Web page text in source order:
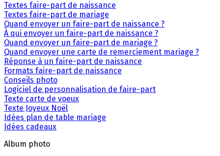
Textes faire-part de naissance
Textes faire-part de mariage
Quand envoyer un faire-part de naissance ?
À qui envoyer un faire-part de naissance ?
Quand envoyer un faire-part de mariage ?
Quand envoyer une carte de remerciement mariage ?
Réponse à un faire-part de naissance
Formats faire-part de naissance
Conseils photo
Logiciel de personnalisation de faire-part
Texte carte de voeux
Texte Joyeux Noël
Idées plan de table mariage
Idées cadeaux
Album photo